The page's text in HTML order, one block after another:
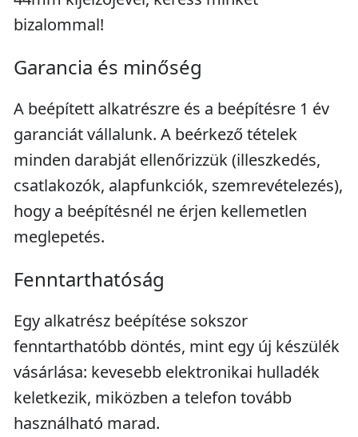
bizalommal!
Garancia és minőség
A beépített alkatrészre és a beépítésre 1 év
garanciát vállalunk. A beérkező tételek
minden darabját ellenőrizzük (illeszkedés,
csatlakozók, alapfunkciók, szemrevételezés),
hogy a beépítésnél ne érjen kellemetlen
meglepetés.
Fenntarthatóság
Egy alkatrész beépítése sokszor
fenntarthatóbb döntés, mint egy új készülék
vásárlása: kevesebb elektronikai hulladék
keletkezik, miközben a telefon tovább
használható marad.